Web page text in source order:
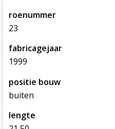
roenummer
23
fabricagejaar
1999
positie bouw
buiten
lengte